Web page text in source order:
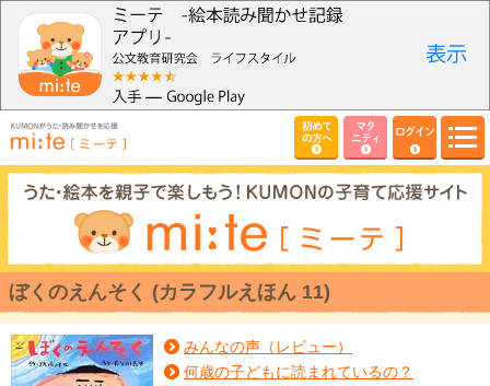
初めて
の方へ
マタ
ニティ
ログイン
ぼくのえんそく (カラフルえほん 11)
みんなの声（レビュー）
何歳の子どもに読まれているの？